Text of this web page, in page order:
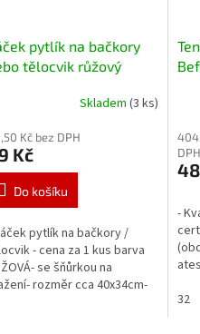
pytlík na bačkory
tělocvik růžový
Skladem (3 ks)
Kč bez DPH
Kč
Do košíku
pytlík na bačkory /
- cena za 1 kus barva
se šňůrkou na
rozměr cca 40x34cm-
DPH
-
32